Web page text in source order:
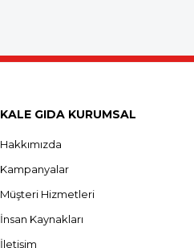
KALE GIDA KURUMSAL
Hakkımızda
Kampanyalar
Müşteri Hizmetleri
İnsan Kaynakları
İletişim